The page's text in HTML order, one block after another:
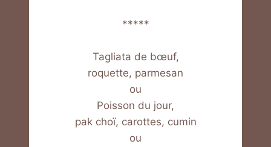
*****
Tagliata de bœuf,
roquette, parmesan
ou
Poisson du jour,
pak choï, carottes, cumin
ou